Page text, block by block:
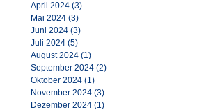
April 2024 (3)
Mai 2024 (3)
Juni 2024 (3)
Juli 2024 (5)
August 2024 (1)
September 2024 (2)
Oktober 2024 (1)
November 2024 (3)
Dezember 2024 (1)